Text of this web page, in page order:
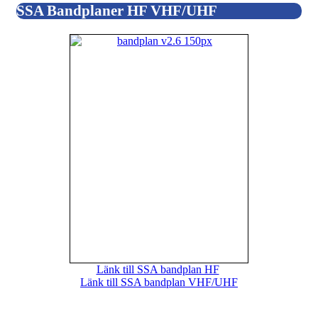
SSA Bandplaner HF VHF/UHF
Länk till SSA bandplan HF
Länk till SSA bandplan VHF/UHF